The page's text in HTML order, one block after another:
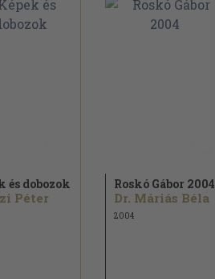
és dobozok
Péter
Roskó Gábor 2004
Dr. Máriás Béla
2004